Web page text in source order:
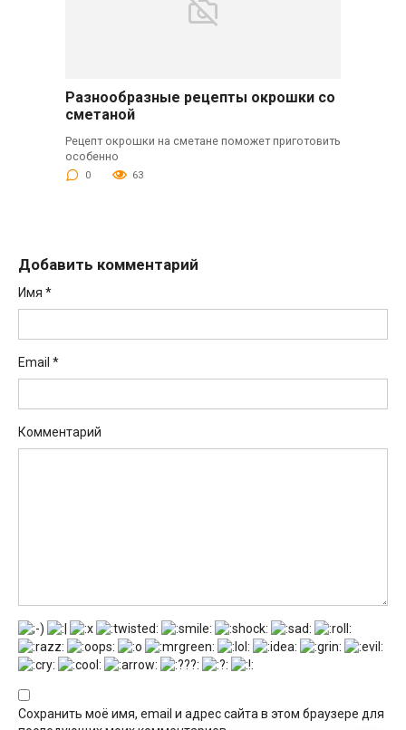
Разнообразные рецепты окрошки со
сметаной
Рецепт окрошки на сметане поможет приготовить
особенно
0 63
Добавить комментарий
Имя *
Email *
Комментарий
Сохранить моё имя, email и адрес сайта в этом браузере для